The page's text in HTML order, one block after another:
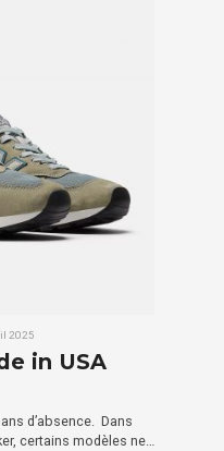
2025
in USA
d’absence. Dans
certains modèles ne…